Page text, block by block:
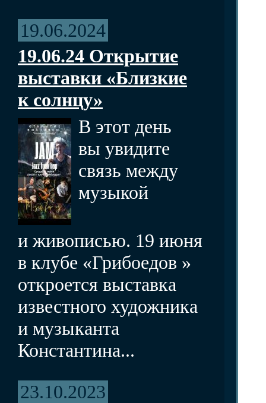
19.06.2024
19.06.24 Открытие
выставки «Близкие
к солнцу»
В этот день
вы увидите
связь между
музыкой
и живописью. 19 июня
в клубе «Грибоедов »
откроется выставка
известного художника
и музыканта
Константина...
23.10.2023